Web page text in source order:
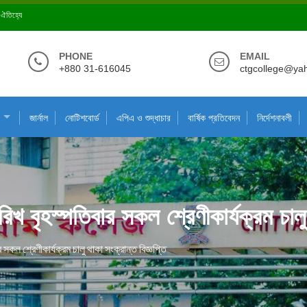
ঐতিহ্যে
PHONE
+880 31-616045
EMAIL
জার্নাল নোটিশবোর্ড এপিএ ও শুদ্ধাচার বার্ষিক প্রতিবেদন নির্দেশনাবলী
সকল শ্রেণীকার্যক্রম
শ্রেণীকার্যক্রম চালু থাকা সংক্রান্ত বিজ্ঞপ্তি